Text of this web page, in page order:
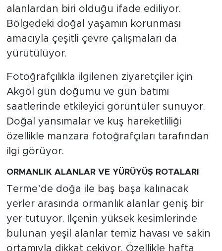
alanlardan biri olduğu ifade ediliyor.
Bölgedeki doğal yaşamın korunması
amacıyla çeşitli çevre çalışmaları da
yürütülüyor.
Fotoğrafçılıkla ilgilenen ziyaretçiler için
Akgöl gün doğumu ve gün batımı
saatlerinde etkileyici görüntüler sunuyor.
Doğal yansımalar ve kuş hareketliliği
özellikle manzara fotoğrafçıları tarafından
ilgi görüyor.
ORMANLIK ALANLAR VE YÜRÜYÜŞ ROTALARI
Terme’de doğa ile baş başa kalınacak
yerler arasında ormanlık alanlar geniş bir
yer tutuyor. İlçenin yüksek kesimlerinde
bulunan yeşil alanlar temiz havası ve sakin
ortamıyla dikkat çekiyor. Özellikle hafta